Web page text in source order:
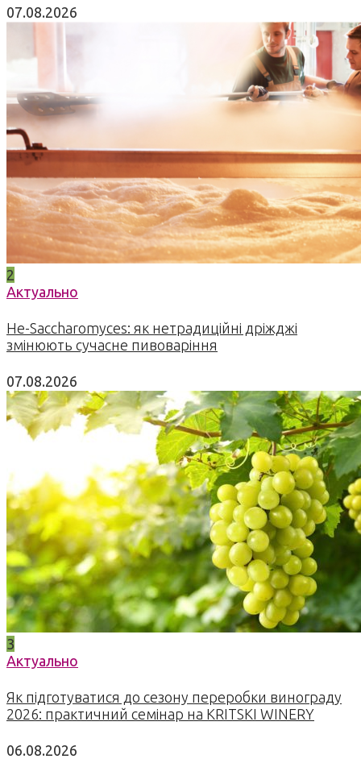
07.08.2026
2
Актуально
Не-Saccharomyces: як нетрадиційні дріжджі
змінюють сучасне пивоваріння
07.08.2026
3
Актуально
Як підготуватися до сезону переробки винограду
2026: практичний семінар на KRITSKI WINERY
06.08.2026